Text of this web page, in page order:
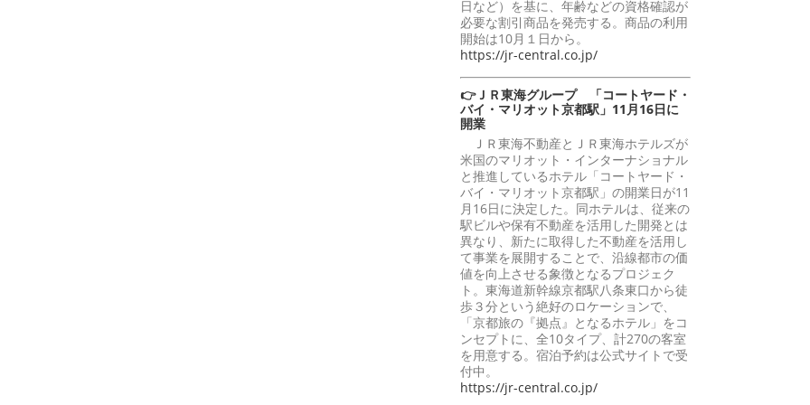
日など）を基に、年齢などの資格確認が
必要な割引商品を発売する。商品の利用
開始は10月１日から。
https://jr-central.co.jp/
👉ＪＲ東海グループ 「コートヤード・
バイ・マリオット京都駅」11月16日に
開業
ＪＲ東海不動産とＪＲ東海ホテルズが
米国のマリオット・インターナショナル
と推進しているホテル「コートヤード・
バイ・マリオット京都駅」の開業日が11
月16日に決定した。同ホテルは、従来の
駅ビルや保有不動産を活用した開発とは
異なり、新たに取得した不動産を活用し
て事業を展開することで、沿線都市の価
値を向上させる象徴となるプロジェク
ト。東海道新幹線京都駅八条東口から徒
歩３分という絶好のロケーションで、
「京都旅の『拠点』となるホテル」をコ
ンセプトに、全10タイプ、計270の客室
を用意する。宿泊予約は公式サイトで受
付中。
https://jr-central.co.jp/